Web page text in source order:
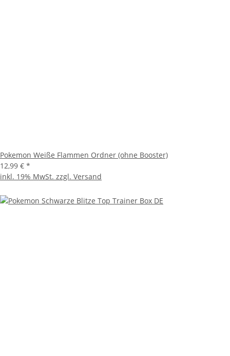
Pokemon Weiße Flammen Ordner (ohne Booster)
12,99 € *
inkl. 19% MwSt. zzgl. Versand